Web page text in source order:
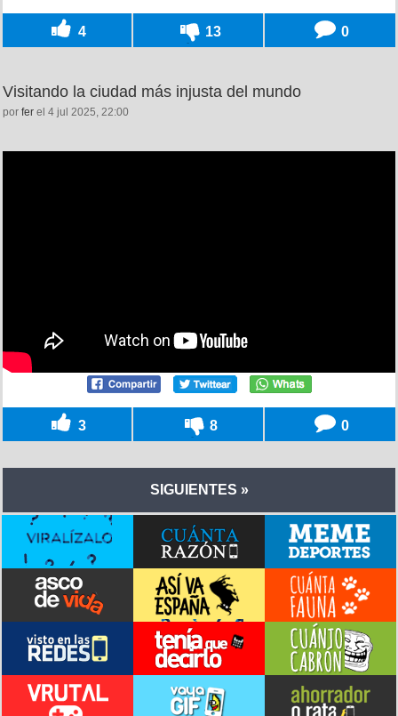
4 13 0
Visitando la ciudad más injusta del mundo
por fer el 4 jul 2025, 22:00
3 8 0
SIGUIENTES »